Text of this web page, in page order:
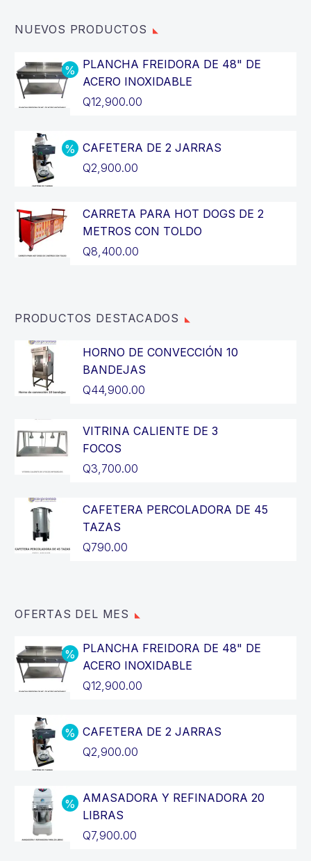
NUEVOS PRODUCTOS
PLANCHA FREIDORA DE 48" DE
ACERO INOXIDABLE
El
original
era:
Q12,900.00
precio
actual
CAFETERA DE 2 JARRAS
El
original
era:
Q3,200.00.
Q2,900.00
precio
actual
es:
CARRETA PARA HOT DOGS DE 2
METROS CON TOLDO
Q8,400.00
PRODUCTOS DESTACADOS
HORNO DE CONVECCIÓN 10
BANDEJAS
Q44,900.00
VITRINA CALIENTE DE 3
FOCOS
Q3,700.00
CAFETERA PERCOLADORA DE 45
TAZAS
Q790.00
OFERTAS DEL MES
PLANCHA FREIDORA DE 48" DE
ACERO INOXIDABLE
El
original
era:
Q12,900.00
precio
actual
CAFETERA DE 2 JARRAS
El
original
era:
Q3,200.00.
Q2,900.00
precio
actual
es:
AMASADORA Y REFINADORA 20
LIBRAS
El
Q7,900.00